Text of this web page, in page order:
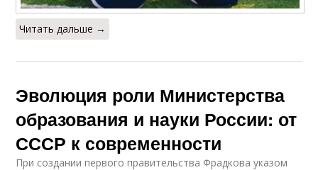
Читать дальше →
Эволюция роли Министерства
образования и науки России: от
СССР к современности
При со­зда­нии пер­во­го пра­ви­тель­ства Фрад­ко­ва ука­зом